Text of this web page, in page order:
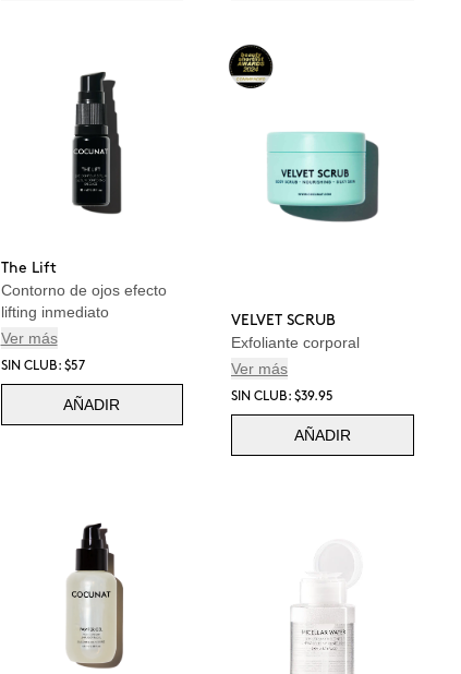
The Lift
Contorno de ojos efecto
lifting inmediato
Ver más
SIN CLUB: $57
AÑADIR
VELVET SCRUB
Exfoliante corporal
Ver más
SIN CLUB: $39.95
AÑADIR